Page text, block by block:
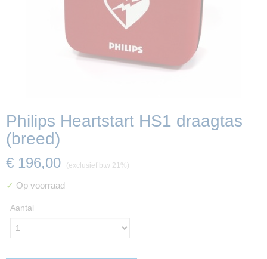
Philips Heartstart HS1 draagtas
(breed)
€ 196,00 (exclusief btw 21%)
✓ Op voorraad
Aantal